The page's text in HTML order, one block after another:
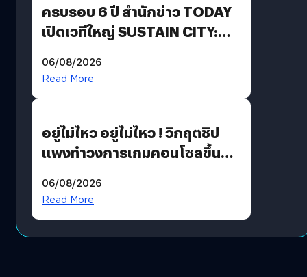
ครบรอบ 6 ปี สำนักข่าว TODAY
เปิดเวทีใหญ่ SUSTAIN CITY:
แนวทางปรับตัวสู่เศรษฐกิจสี
06/08/2026
Read More
อยู่ไม่ไหว อยู่ไม่ไหว ! วิกฤตชิป
แพงทำวงการเกมคอนโซลขึ้น
?
06/08/2026
Read More